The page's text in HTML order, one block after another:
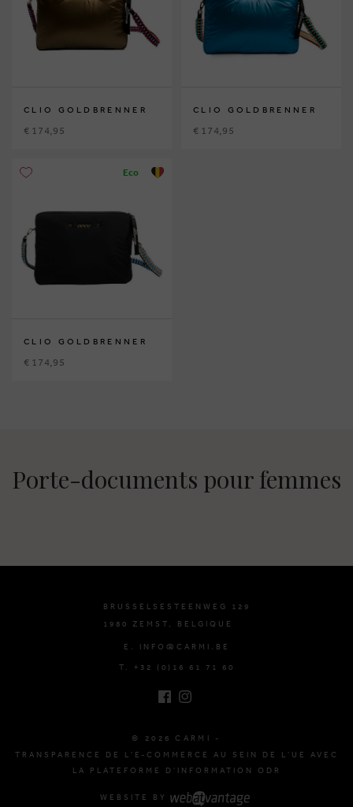
CLIO GOLDBRENNER
€ 174,95
CLIO GOLDBRENNER
€ 174,95
Eco
CLIO GOLDBRENNER
€ 174,95
Porte-documents pour femmes
BRUSSELSESTEENWEG 129
1980 ZEMST, BELGIQUE
E. INFO@CARMI.BE
T. +32 (0)16 61 71 60
© 2026 CARMI -
TRANSPARENCE DE L'E-COMMERCE AU SEIN DE L'UE AVEC
LA PLATEFORME D'INFORMATION ODR
WEBSITE BY